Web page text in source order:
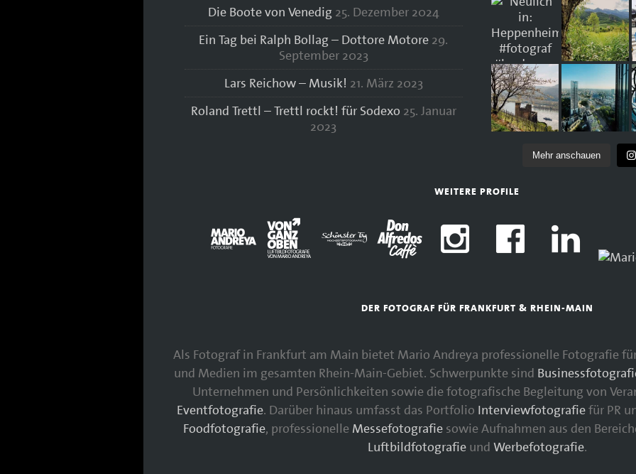
Die Boote von Venedig 25. Dezember 2024
Ein Tag bei Ralph Bollag – Dottore Motore 29.
September 2023
Lars Reichow – Musik! 21. März 2023
Roland Trettl – Trettl rockt! für Sodexo 25. Januar
2023
Mehr anschauen
WEITERE PROFILE
DER FOTOGRAF FÜR FRANKFURT & RHEIN-MAIN
Als Fotograf in Frankfurt am Main bietet Mario Andreya professionelle Fotografie
und Medien im gesamten Rhein-Main-Gebiet. Schwerpunkte sind
Unternehmen und Persönlichkeiten sowie die fotografische Begleitung von
Eventfotografie. Darüber hinaus umfasst das Portfolio Interviewfotografiefür PR
Foodfotografie, professionelle Messefotografiesowie Aufnahmen aus den
Luftbildfotografieund Werbefotografie.